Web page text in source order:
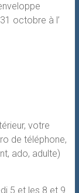
octobre à l’
votre
de téléphone,
ado, adulte)
5 et les 8 et 9